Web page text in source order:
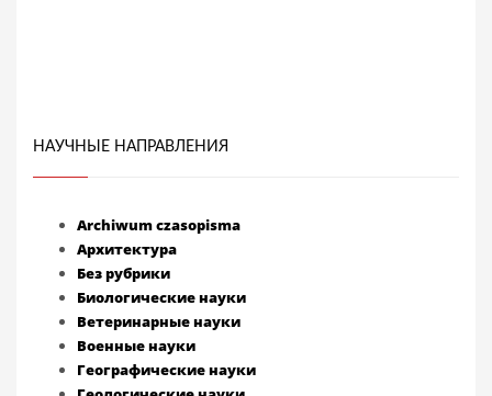
НАУЧНЫЕ НАПРАВЛЕНИЯ
Archiwum czasopisma
Архитектура
Без рубрики
Биологические науки
Ветеринарные науки
Военные науки
Географические науки